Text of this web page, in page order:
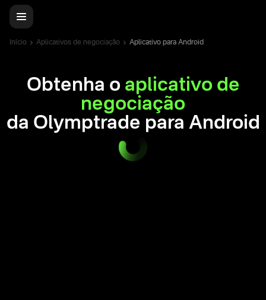
Início Aplicativos de negociação Aplicativo para Android
Obtenha o aplicativo de
negociação
da Olymptrade para Android